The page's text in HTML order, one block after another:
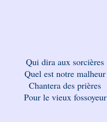
Qui dira aux sorcières
Quel est notre malheur
Chantera des prières
Pour le vieux fossoyeur